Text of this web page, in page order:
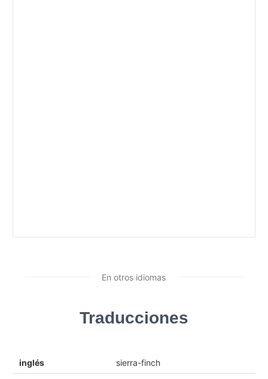
En otros idiomas
Traducciones
inglés sierra-finch